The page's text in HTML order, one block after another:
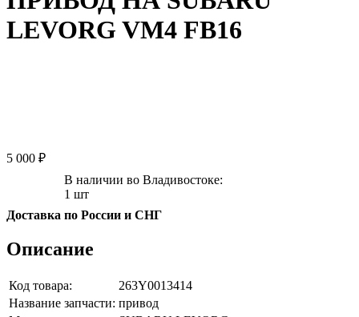
LEVORG VM4 FB16
5 000 ₽
В наличии во Владивостоке:
1 шт
Доставка по России и СНГ
Описание
Код товара:
263Y0013414
Название запчасти: привод